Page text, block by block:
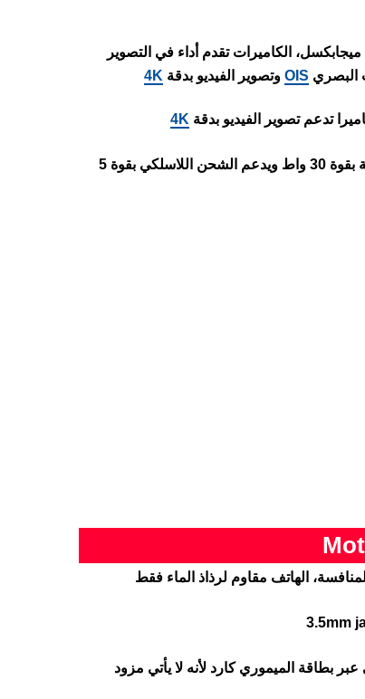
الهاتف يأتي مزود بكاميرا خلفية ثنائية بدقة 64 و 13 ميجابكسل، الكاميرات تقدم أداء في التصوير
البصري OIS وتصوير الفيديو بدقة 4K
4K
الهاتف يدعم الشحن السريع للبطارية بقوة 30 واط ويدعم الشحن اللاسلكي بقوة 5
الهاتف مقاوم لرذاذ الماء فقط
بطاقة الميموري كارد لأنه لا يأتي مزود